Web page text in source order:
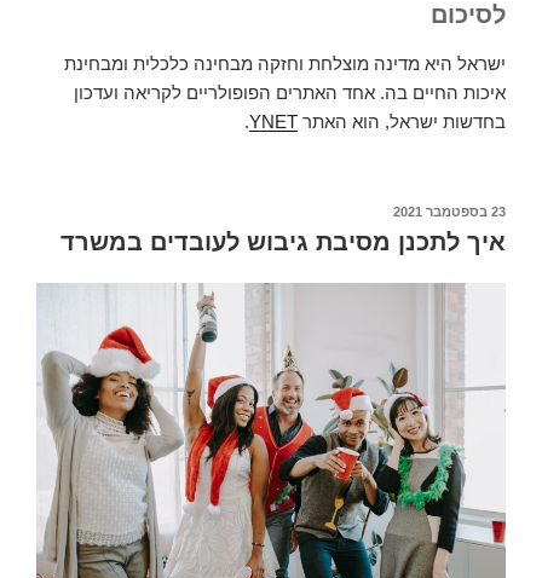
לסיכום
ישראל היא מדינה מוצלחת וחזקה מבחינה כלכלית ומבחינת
איכות החיים בה. אחד האתרים הפופולריים לקריאה ועדכון
בחדשות ישראל, הוא האתר YNET
.
פורסם
ב
23 בספטמבר 2021
איך לתכנן מסיבת גיבוש לעובדים במשרד